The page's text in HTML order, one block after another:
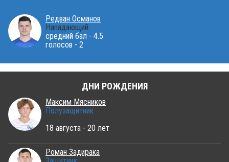
Редван Османов
Нападающий
средний бал - 4.5
голосов - 2
ДНИ РОЖДЕНИЯ
Максим Мясников
Полузащитник
18 августа - 20 лет
Роман Задирака